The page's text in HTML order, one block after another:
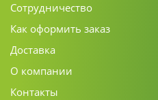
Сотрудничество
Как оформить заказ
Доставка
О компании
Контакты